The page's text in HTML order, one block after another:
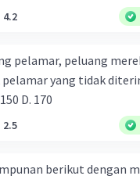
4.2
pelamar, peluang
pelamar yang tidak
D. 170
2.5
berikut dengan